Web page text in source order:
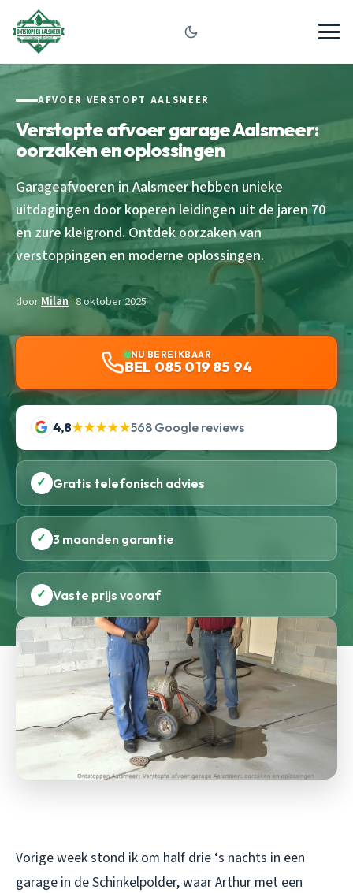
AFVOER VERSTOPT AALSMEER
Verstopte afvoer garage Aalsmeer:
oorzaken en oplossingen
Garageafvoeren in Aalsmeer hebben unieke
uitdagingen door koperen leidingen uit de jaren 70
en zure kleigrond. Ontdek oorzaken van
verstoppingen en moderne oplossingen.
doorMilan· 8 oktober 2025
NU BEREIKBAAR
BEL 085 019 85 94
4,8★★★★★568 Google reviews
✓ Gratis telefonisch advies
✓ 3 maanden garantie
✓ Vaste prijs vooraf
Vorige week stond ik om half drie ‘s nachts in een
garage in de Schinkelpolder, waar Arthur met een